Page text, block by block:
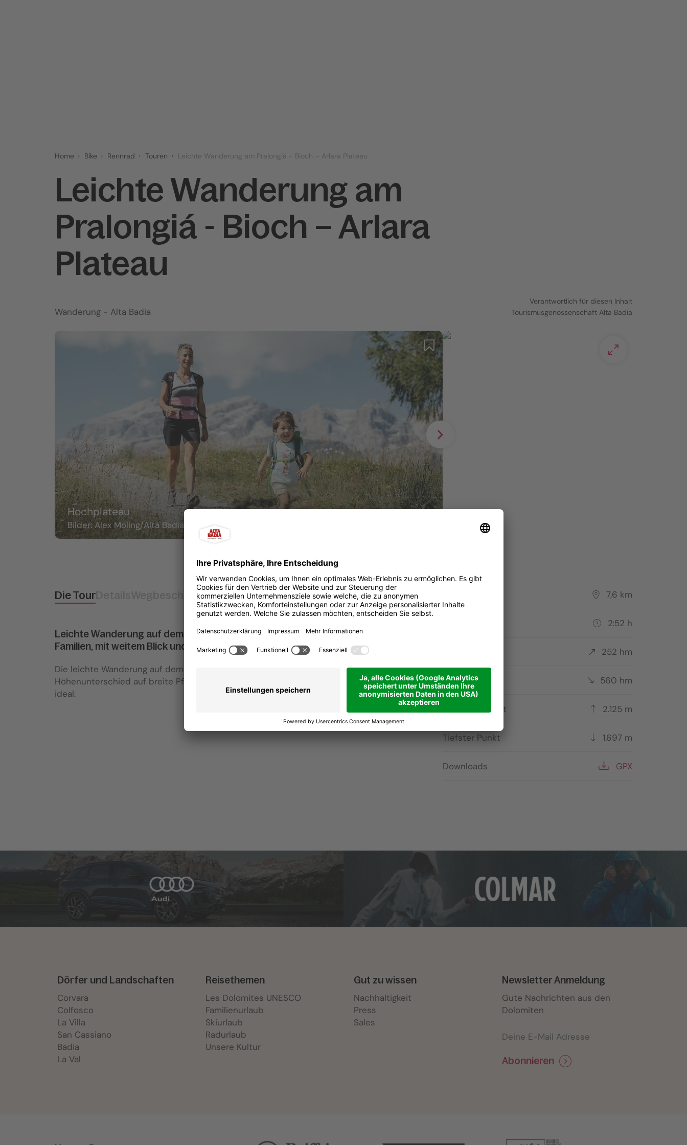
Home Bike Rennrad Touren Leichte Wanderung am Pralongiá - Bioch – Arlara Plateau
Leichte Wanderung am
Pralongiá - Bioch – Arlara
Plateau
Wanderung - Alta Badia
Verantwortlich für diesen Inhalt
Tourismusgenossenschaft Alta Badia
Hochplateau
Bilder: Alex Moling/Alta Badia, Tourismusgenossenschaft Alta Badia
Hochplateau
Bilder: Alex Moling/Alta Badia, Tourismusgenossenschaft
Die TourDetails WegbeschreibungAnreise
Leichte Wanderung auf dem Hochplateau über Corvara – ideal für
Familien, mit weitem Blick und gemütlichen Wegen.
Die leichte Wanderung auf dem Hochplateau über Corvara verläuft mit geringem
Höhenunterschied auf breite Pfade und ist auch für Familien mit Kleinkindern
ideal.
7,6 km
2:52 h
252 hm
Abstieg 560 hm
Höchster Punkt 2.125 m
Tiefster Punkt 1.697 m
Downloads GPX
Dörfer und Landschaften
Corvara
Colfosco
La Villa
San Cassiano
Badia
La Val
Reisethemen
Les Dolomites UNESCO
Familienurlaub
Skiurlaub
Radurlaub
Unsere Kultur
Gut zu wissen
Nachhaltigkeit
Press
Sales
Newsletter Anmeldung
Gute Nachrichten aus den
Dolomiten
Abonnieren